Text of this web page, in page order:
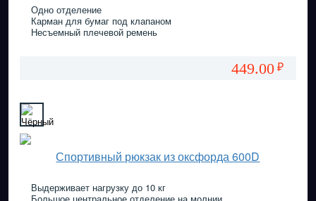
Одно отделение
Карман для бумаг под клапаном
Несъемный плечевой ремень
449.00 ₽
Спортивный рюкзак из оксфорда 600D
Выдерживает нагрузку до 10 кг